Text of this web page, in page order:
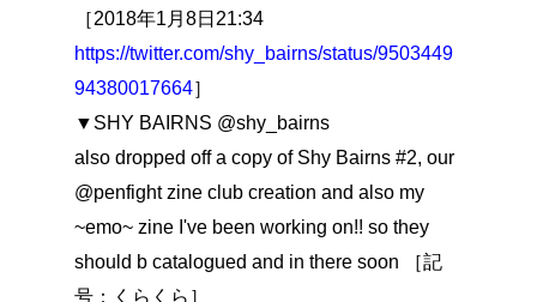
［2018年1月8日21:34
https://twitter.com/shy_bairns/status/9503449
94380017664］
▼SHY BAIRNS @shy_bairns
also dropped off a copy of Shy Bairns #2, our
@penfight zine club creation and also my
~emo~ zine I've been working on!! so they
should b catalogued and in there soon ［記
号：くらくら］